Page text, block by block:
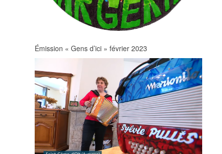
Émission « Gens d’ici » février 2023